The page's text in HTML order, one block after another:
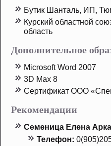
Бутик Шанталь, ИП,
Курский областной
область
Дополнительное
Microsoft Word 2007
3D Max 8
Сертификат ООО
Рекомендации
Семеница Елена
Телефон: